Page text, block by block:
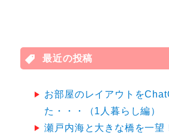
最近の投稿
お部屋のレイアウトを
た・・・（1人暮らし編）
瀬戸内海と大きな橋を一望